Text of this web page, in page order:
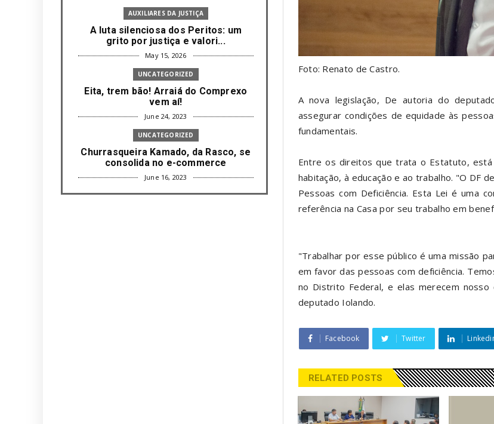
Foto: Renato de Castro.
A nova legislação, De autoria do
assegurar condições de equidade às
fundamentais.
Entre os direitos que trata o Estatuto,
habitação, à educação e ao trabalho. "O DF
Pessoas com Deficiência. Esta Lei é uma
referência na Casa por seu trabalho em
"Trabalhar por esse público é uma missão
em favor das pessoas com deficiência.
no Distrito Federal, e elas merecem
deputado Iolando.
Facebook Twitter
RELATED POSTS
AUXILIARES DA JUSTIÇA
A luta silenciosa dos Peritos: um
grito por justiça e valori...
May 15, 2026
UNCATEGORIZED
Eita, trem bão! Arraiá do Comprexo
vem aí!
June 24, 2023
UNCATEGORIZED
Churrasqueira Kamado, da Rasco, se
consolida no e-commerce
June 16, 2023
UNCATEGORIZED